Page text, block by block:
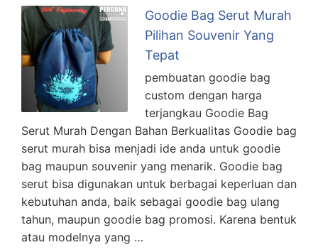
Goodie Bag Serut Murah
Pilihan Souvenir Yang
Tepat
pembuatan goodie bag
custom dengan harga
terjangkau Goodie Bag
Serut Murah Dengan Bahan Berkualitas Goodie bag
serut murah bisa menjadi ide anda untuk goodie
bag maupun souvenir yang menarik. Goodie bag
serut bisa digunakan untuk berbagai keperluan dan
kebutuhan anda, baik sebagai goodie bag ulang
tahun, maupun goodie bag promosi. Karena bentuk
atau modelnya yang …